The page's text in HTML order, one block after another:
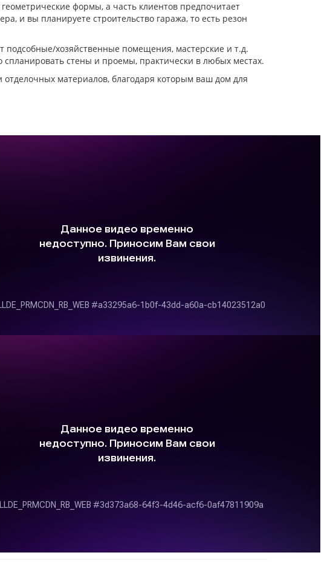
формы, а часть клиентов предпочитает
и вы планируете строительство гаража, то есть резон
подсобные/хозяйственные помещения, мастерские и т.д.
спланировать стены и проемы, практически в любых местах.
материалов, благодаря которым ваш дом для